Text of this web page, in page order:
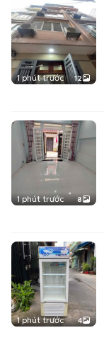
1 phút trước 12
1 phút trước 8
1 phút trước 4